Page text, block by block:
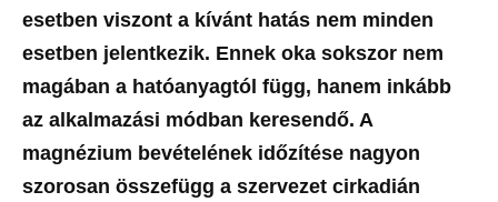
esetben viszont a kívánt hatás nem minden
esetben jelentkezik. Ennek oka sokszor nem
magában a hatóanyagtól függ, hanem inkább
az alkalmazási módban keresendő. A
magnézium bevételének időzítése nagyon
szorosan összefügg a szervezet cirkadián